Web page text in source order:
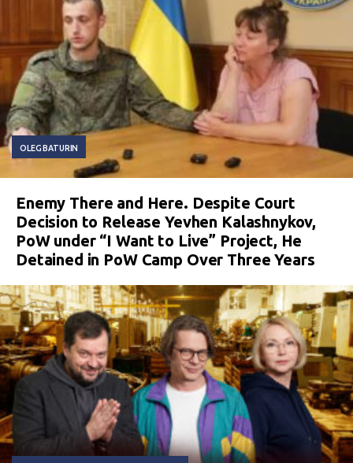
OLEG BATURIN
Enemy There and Here. Despite Court
Decision to Release Yevhen Kalashnykov,
PoW under “I Want to Live” Project, He
Detained in PoW Camp Over Three Years